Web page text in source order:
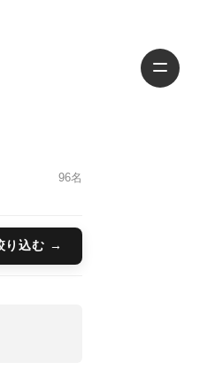
96名
り込む →